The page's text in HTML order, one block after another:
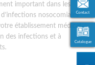
important dans les
nosocomiales
établissement médical
des infections et à
Contact
Catalogue